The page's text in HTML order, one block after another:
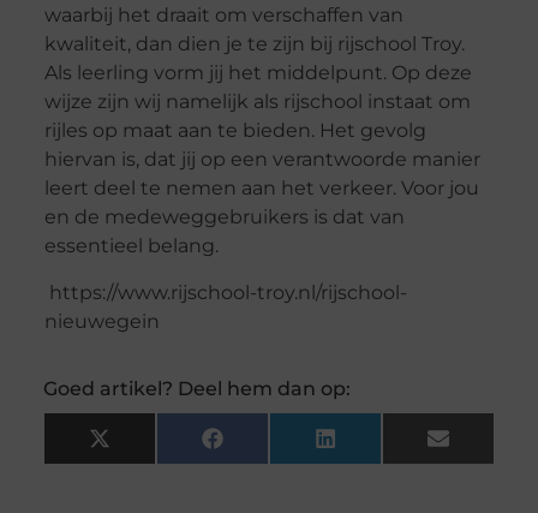
waarbij het draait om verschaffen van
kwaliteit, dan dien je te zijn bij rijschool Troy.
Als leerling vorm jij het middelpunt. Op deze
wijze zijn wij namelijk als rijschool instaat om
rijles op maat aan te bieden. Het gevolg
hiervan is, dat jij op een verantwoorde manier
leert deel te nemen aan het verkeer. Voor jou
en de medeweggebruikers is dat van
essentieel belang.
https://www.rijschool-troy.nl/rijschool-
nieuwegein
Goed artikel? Deel hem dan op:
X
(Twitter)
Facebook LinkedIn Email